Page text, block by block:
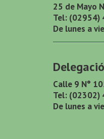
25 de Mayo
Tel: (02954)
De lunes a
Calle 9 N°
Tel: (02302)
De lunes a